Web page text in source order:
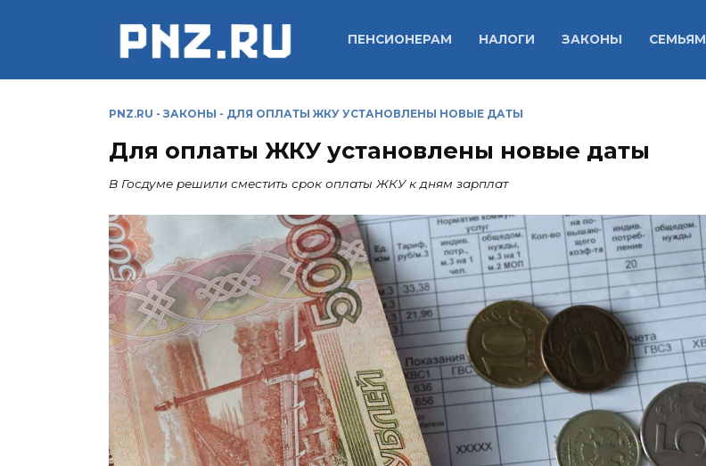
ПЕНСИОНЕРАМ НАЛОГИ ЗАКОНЫ СЕМЬЯМ
PNZ.RU - ЗАКОНЫ - ДЛЯ ОПЛАТЫ ЖКУ УСТАНОВЛЕНЫ НОВЫЕ ДАТЫ
Для оплаты ЖКУ установлены новые даты
В Госдуме решили сместить срок оплаты ЖКУ к дням зарплат